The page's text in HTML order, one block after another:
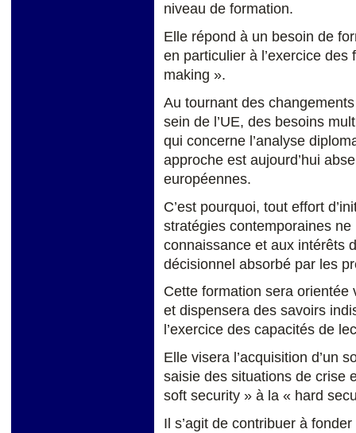
niveau de formation.
Elle répond à un besoin de
en particulier à l’exercice
making ».
Au tournant des
sein de l’UE, des besoins
qui concerne l’analyse
approche est aujourd’hui
européennes.
C’est pourquoi, tout effort
stratégies contemporaines
connaissance et aux intérêts
décisionnel absorbé par les
Cette formation sera orientée
et dispensera des savoirs
l’exercice des capacités de
Elle visera l’acquisition d’un
saisie des situations de crise
soft security » à la « hard
Il s’agit de contribuer à